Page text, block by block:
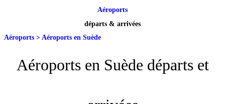
Aéroports
départs & arrivées
Aéroports > Aéroports en Suède
Aéroports en Suède départs et